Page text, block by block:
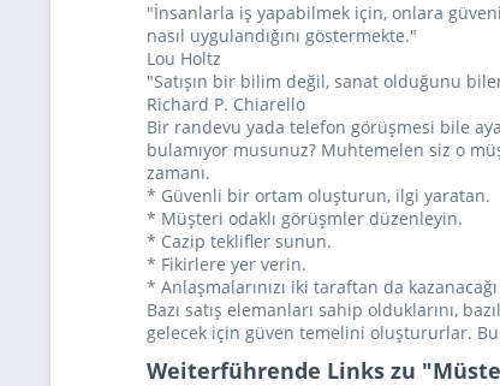
"İnsanlarla iş yapabilmek için, onlara
nasıl uygulandığını göstermekte."
Lou Holtz
"Satışın bir bilim değil, sanat olduğunu
Richard P. Chiarello
Bir randevu yada telefon görüşmesi bile
bulamıyor musunuz? Muhtemelen siz o
zamanı.
* Güvenli bir ortam oluşturun, ilgi yaratan.
* Müşteri odaklı görüşmler düzenleyin.
* Cazip teklifler sunun.
* Fikirlere yer verin.
* Anlaşmalarınızı iki taraftan da
Bazı satış elemanları sahip olduklarını,
gelecek için güven temelini oluştururlar. Bu
Weiterführende Links zu